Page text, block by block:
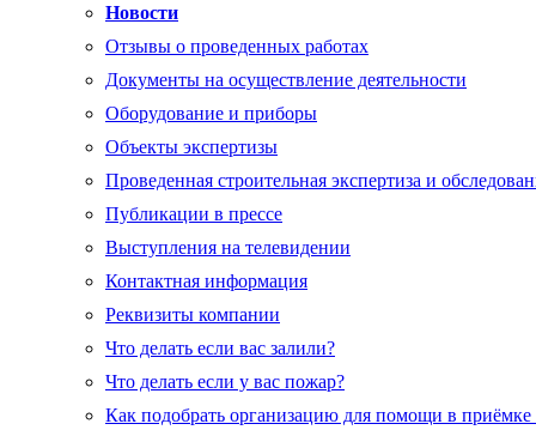
Новости
Отзывы о проведенных работах
Документы на осуществление деятельности
Оборудование и приборы
Объекты экспертизы
Проведенная строительная экспертиза и
Публикации в прессе
Выступления на телевидении
Контактная информация
Реквизиты компании
Что делать если вас залили?
Что делать если у вас пожар?
Как подобрать организацию для помощи в приёмке